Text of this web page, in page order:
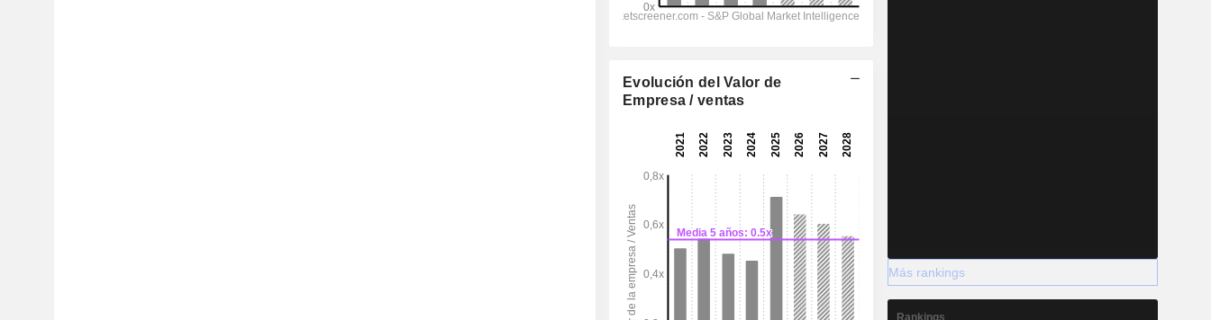
Evolución del Valor de
Empresa / ventas
Más rankings
Rankings